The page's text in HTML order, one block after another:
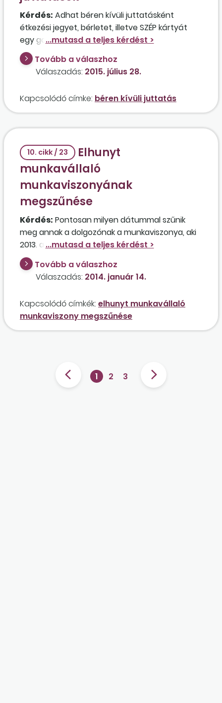
Kérdés: Adhat béren kívüli juttatásként
étkezési jegyet, bérletet, illetve SZÉP kártyát
egy gazdasági társaság a tagjainak, illetve a
munkavállalók házas­társainak?
Tovább a válaszhoz
Válaszadás: 2015. július 28.
Kapcsolódó címke: béren kívüli juttatás
10. cikk / 23
Elhunyt
munkavállaló
munkaviszonyának
megszűnése
Kérdés: Pontosan milyen dátummal szűnik
meg annak a dolgozónak a munkaviszonya, aki
2013. augusztus 18-án hunyt el?
Tovább a válaszhoz
Válaszadás: 2014. január 14.
Kapcsolódó címkék: elhunyt munkavállaló
munkaviszony megszűnése
1 2 3